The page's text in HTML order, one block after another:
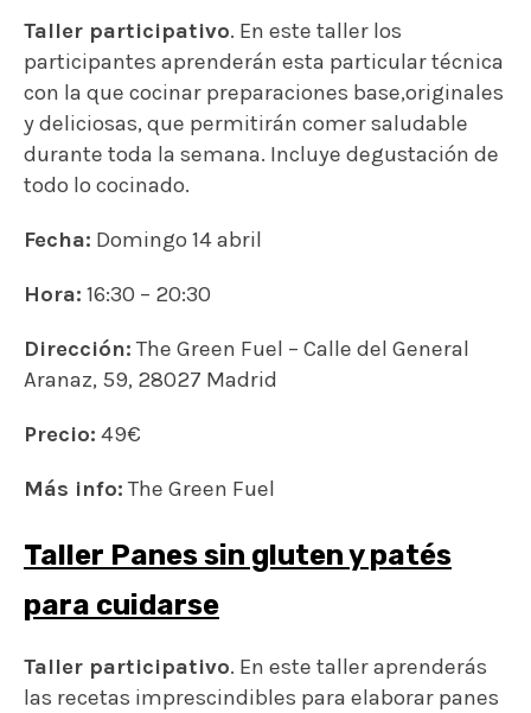
Taller participativo. En este taller los
participantes aprenderán esta particular técnica
con la que cocinar preparaciones base,originales
y deliciosas, que permitirán comer saludable
durante toda la semana. Incluye degustación de
todo lo cocinado.
Fecha: Domingo 14 abril
Hora: 16:30 – 20:30
Dirección:The Green Fuel – Calle del General
Aranaz, 59, 28027 Madrid
Precio: 49€
Más info:The Green Fuel
Taller Panes sin gluten y patés
para cuidarse
Taller participativo. En este taller aprenderás
las recetas imprescindibles para elaborar panes